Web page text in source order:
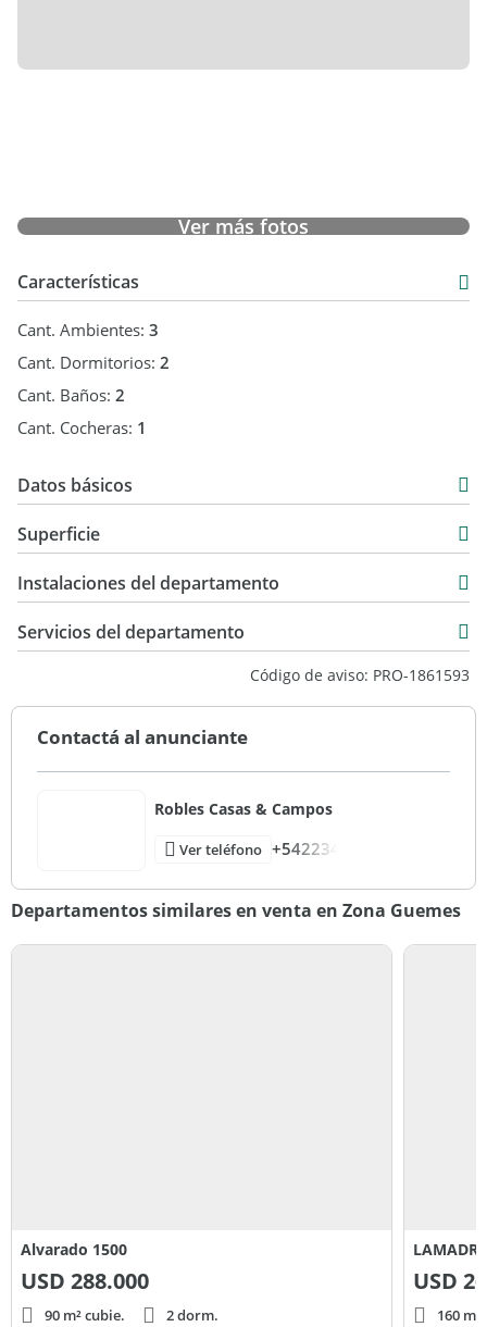
Ver más fotos
Características
Cant. Ambientes: 3
Cant. Dormitorios: 2
Cant. Baños: 2
Cant. Cocheras: 1
Datos básicos
Venta
USD 285.000
Superficie
107 m2
Instalaciones del departamento
Servicios del departamento
Código de aviso: PRO-1861593
Contactá al anunciante
Robles Casas & Campos
Ver teléfono +542234
Departamentos similares en venta en Zona Guemes
Alvarado 1500
USD 288.000
90 m² cubie. 2 dorm.
USD
160